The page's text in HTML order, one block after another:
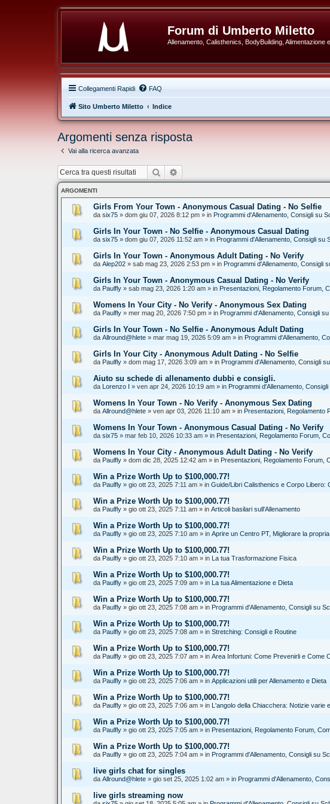
Forum di Umberto Miletto
Allenamento, Calisthenics, BodyBuilding, Alimentazione
Collegamenti Rapidi FAQ
Sito Umberto Miletto Indice
Argomenti senza risposta
Vai alla ricerca avanzata
Cerca
ARGOMENTI
Girls From Your Town - Anonymous Casual Dating - No Selfie
da six75 » dom giu 07, 2026 8:12 pm » in Programmi d'Allenamento, Consigli su
Girls In Your Town - No Selfie - Anonymous Casual Dating
da six75 » dom giu 07, 2026 11:52 am » in Programmi d'Allenamento, Consigli su
Girls In Your Town - Anonymous Adult Dating - No Verify
da Alep202 » sab mag 23, 2026 2:53 pm » in Programmi d'Allenamento, Consigli
Girls In Your Town - Anonymous Casual Dating - No Verify
da Paulfly » sab mag 23, 2026 1:20 am » in Presentazioni, Regolamento Forum,
Womens In Your City - No Verify - Anonymous Sex Dating
da Paulfly » mer mag 20, 2026 7:50 pm » in Programmi d'Allenamento, Consigli
Girls In Your Town - No Selfie - Anonymous Adult Dating
da Allround@hlete » mar mag 19, 2026 5:09 am » in Programmi d'Allenamento,
Girls In Your City - Anonymous Adult Dating - No Selfie
da Paulfly » dom mag 17, 2026 3:09 am » in Programmi d'Allenamento, Consigli
Aiuto su schede di allenamento dubbi e consigli.
da Lorenzo I » ven apr 24, 2026 10:19 am » in Programmi d'Allenamento,
Womens In Your Town - No Verify - Anonymous Sex Dating
da Allround@hlete » ven apr 03, 2026 11:10 am » in Presentazioni, Regolamento
Womens In Your Town - Anonymous Casual Dating - No Verify
da six75 » mar feb 10, 2026 10:33 am » in Presentazioni, Regolamento Forum,
Womens In Your City - Anonymous Adult Dating - No Verify
da Paulfly » dom dic 28, 2025 12:42 am » in Presentazioni, Regolamento Forum,
Win a Prize Worth Up to $100,000.77!
da Paulfly » gio ott 23, 2025 7:11 am » in Guide/Libri Calisthenics e Corpo Libero:
Win a Prize Worth Up to $100,000.77!
da Paulfly » gio ott 23, 2025 7:11 am » in Articoli basilari sull'Allenamento
Win a Prize Worth Up to $100,000.77!
da Paulfly » gio ott 23, 2025 7:10 am » in Aprire un Centro PT, Migliorare la
Win a Prize Worth Up to $100,000.77!
da Paulfly » gio ott 23, 2025 7:10 am » in La tua Trasformazione Fisica
Win a Prize Worth Up to $100,000.77!
da Paulfly » gio ott 23, 2025 7:09 am » in La tua Alimentazione e Dieta
Win a Prize Worth Up to $100,000.77!
da Paulfly » gio ott 23, 2025 7:08 am » in Programmi d'Allenamento, Consigli su
Win a Prize Worth Up to $100,000.77!
da Paulfly » gio ott 23, 2025 7:08 am » in Stretching: Consigli e Routine
Win a Prize Worth Up to $100,000.77!
da Paulfly » gio ott 23, 2025 7:07 am » in Area Infortuni: Come Prevenirli e Come
Win a Prize Worth Up to $100,000.77!
da Paulfly » gio ott 23, 2025 7:06 am » in Applicazioni utili per Allenamento e Dieta
Win a Prize Worth Up to $100,000.77!
da Paulfly » gio ott 23, 2025 7:06 am » in L'angolo della Chiacchera: Notizie varie
Win a Prize Worth Up to $100,000.77!
da Paulfly » gio ott 23, 2025 7:05 am » in Presentazioni, Regolamento Forum,
Win a Prize Worth Up to $100,000.77!
da Paulfly » gio ott 23, 2025 7:04 am » in Programmi d'Allenamento, Consigli su
live girls chat for singles
da Allround@hlete » gio set 25, 2025 1:02 am » in Programmi d'Allenamento,
live girls streaming now